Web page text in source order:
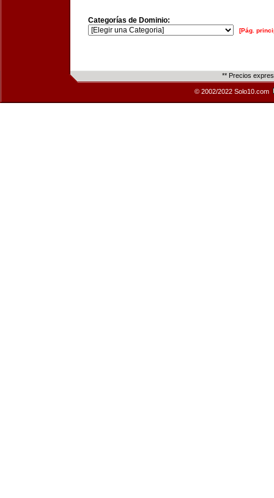
Categorías de Dominio:
[Pág.
** Precios
© 2002/2022 Solo10.com